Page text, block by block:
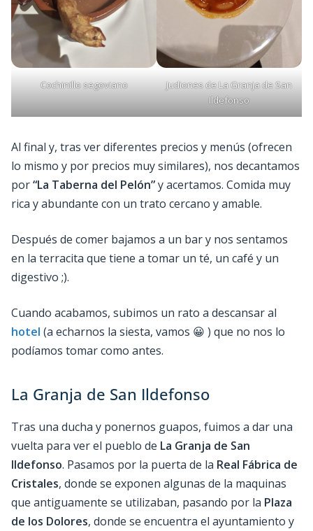
Cochinillo segoviano
Judiones de La Granja de San
Ildefonso
Al final y, tras ver diferentes precios y menús (ofrecen
lo mismo y por precios muy similares), nos decantamos
por“La Taberna del Pelón”y acertamos. Comida muy
rica y abundante con un trato cercano y amable.
Después de comer bajamos a un bar y nos sentamos
en la terracita que tiene a tomar un té, un café y un
digestivo ;).
Cuando acabamos, subimos un rato a descansar al
hotel (a echarnos la siesta, vamos 😀 ) que no nos lo
podíamos tomar como antes.
La Granja de San Ildefonso
Tras una ducha y ponernos guapos, fuimos a dar una
vuelta para ver el pueblo de La Granja de San
Ildefonso. Pasamos por la puerta de la Real Fábrica de
Cristales, donde se exponen algunas de la maquinas
que antiguamente se utilizaban, pasando por la Plaza
de los Dolores, donde se encuentra el ayuntamiento y